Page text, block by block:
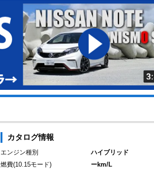
カタログ情報
エンジン種別
ハイブリッド
燃費(10.15モード)
ーkm/L